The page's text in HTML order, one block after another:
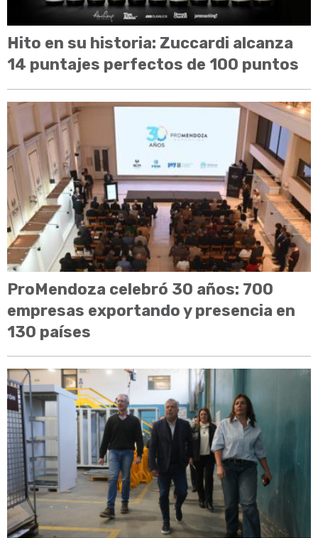
Hito en su historia: Zuccardi alcanza
14 puntajes perfectos de 100 puntos
ProMendoza celebró 30 años: 700
empresas exportando y presencia en
130 países